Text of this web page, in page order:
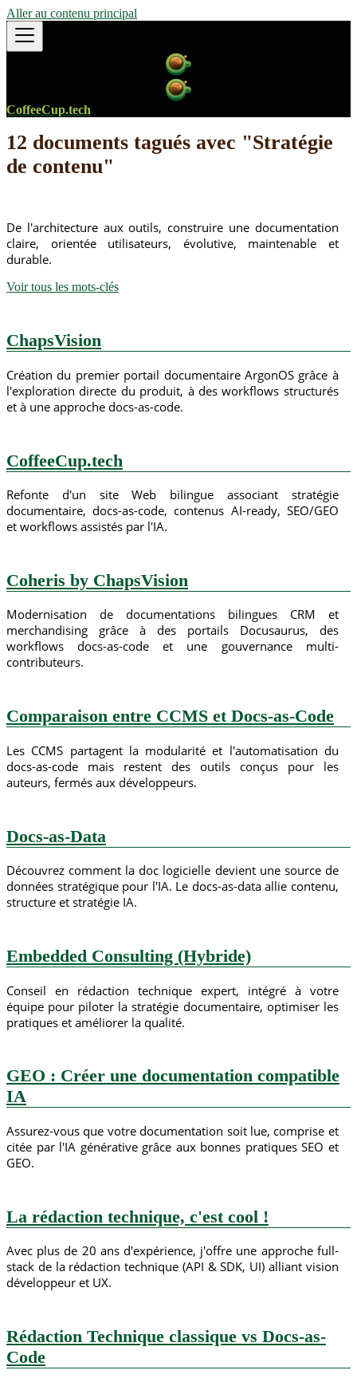
Aller au contenu principal
CoffeeCup.tech
12 documents tagués avec "Stratégie
de contenu"
De l'architecture aux outils, construire une documentation
claire, orientée utilisateurs, évolutive, maintenable et
durable.
Voir tous les mots-clés
ChapsVision
Création du premier portail documentaire ArgonOS grâce à
l'exploration directe du produit, à des workflows structurés
et à une approche docs-as-code.
CoffeeCup.tech
Refonte d'un site Web bilingue associant stratégie
documentaire, docs-as-code, contenus AI-ready, SEO/GEO
et workflows assistés par l'IA.
Coheris by ChapsVision
Modernisation de documentations bilingues CRM et
merchandising grâce à des portails Docusaurus, des
workflows docs-as-code et une gouvernance multi-
contributeurs.
Comparaison entre CCMS et Docs-as-Code
Les CCMS partagent la modularité et l'automatisation du
docs-as-code mais restent des outils conçus pour les
auteurs, fermés aux développeurs.
Docs-as-Data
Découvrez comment la doc logicielle devient une source de
données stratégique pour l'IA. Le docs-as-data allie contenu,
structure et stratégie IA.
Embedded Consulting (Hybride)
Conseil en rédaction technique expert, intégré à votre
équipe pour piloter la stratégie documentaire, optimiser les
pratiques et améliorer la qualité.
GEO : Créer une documentation compatible
IA
Assurez-vous que votre documentation soit lue, comprise et
citée par l'IA générative grâce aux bonnes pratiques SEO et
GEO.
La rédaction technique, c'est cool !
Avec plus de 20 ans d'expérience, j'offre une approche full-
stack de la rédaction technique (API & SDK, UI) alliant vision
développeur et UX.
Rédaction Technique classique vs Docs-as-
Code